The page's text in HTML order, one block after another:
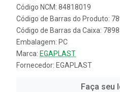
Código NCM: 84818019
Código de Barras do Produto:
Código de Barras da Caixa:
Embalagem: PC
Marca: EGAPLAST
Fornecedor: EGAPLAST
Faça seu